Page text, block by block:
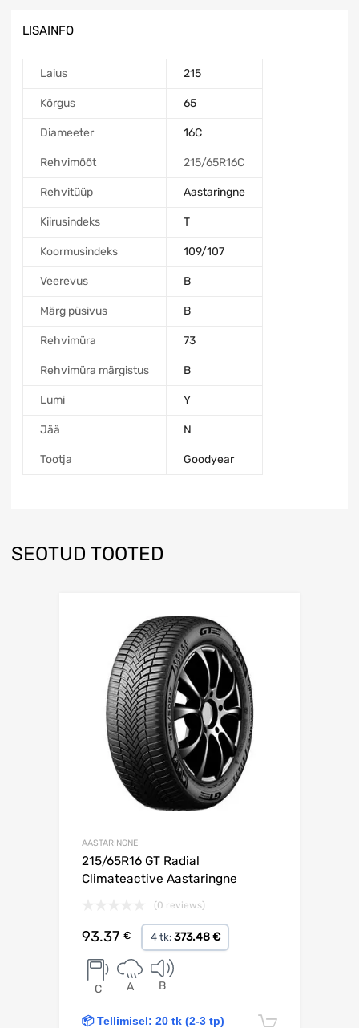
LISAINFO
Laius 215
Kõrgus 65
Diameeter 16C
Rehvimõõt 215/65R16C
Rehvitüüp Aastaringne
Kiirusindeks T
Koormusindeks 109/107
Veerevus B
Märg püsivus B
Rehvimüra 73
Rehvimüra märgistus B
Lumi Y
Jää N
Tootja Goodyear
SEOTUD TOOTED
AASTARINGNE
215/65R16 GT Radial
Climateactive Aastaringne
(0 reviews)
93.37 € 4 tk: 373.48 €
C A B
📦 Tellimisel: 20 tk (2-3 tp)